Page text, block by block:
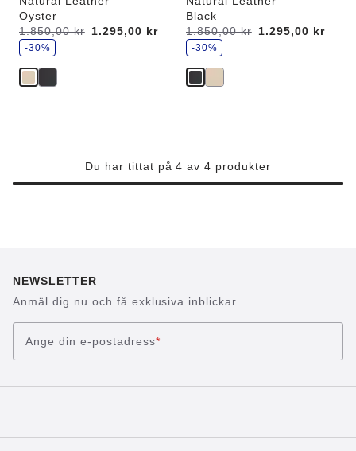
Oyster
Förr:
1.850,00 kr
får
du
1.295,00 kr
s
p
a
r
a
-30%
Black
Förr:
1.850,00 kr
får
du
1.295,00 kr
s
p
a
r
a
-30%
Du har tittat på 4 av 4 produkter
NEWSLETTER
Anmäl dig nu och få exklusiva inblickar
Ange din e-postadress*